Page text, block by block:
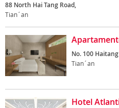
88 North Hai Tang Road,
Tian´an
No. 100
Tian´an
Hotel